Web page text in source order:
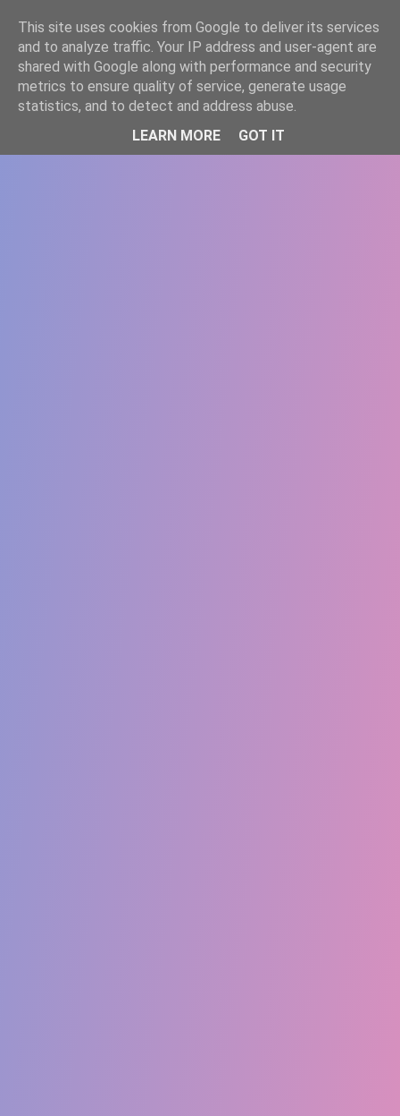
WWW.GAZISTI.RO
This site uses cookies from Google to deliver its services
and to analyze traffic. Your IP address and user-agent are
shared with Google along with performance and security
metrics to ensure quality of service, generate usage
statistics, and to detect and address abuse.
LEARN MORE
GOT IT